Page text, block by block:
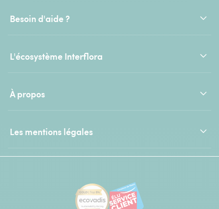
Besoin d'aide ?
L'écosystème Interflora
À propos
Les mentions légales